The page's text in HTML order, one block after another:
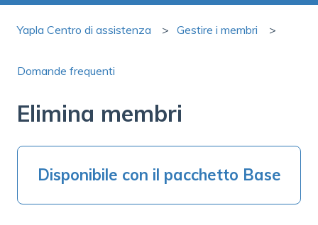
Yapla Centro di assistenza Gestire i membri
Domande frequenti
Elimina membri
Disponibile con il pacchetto Base